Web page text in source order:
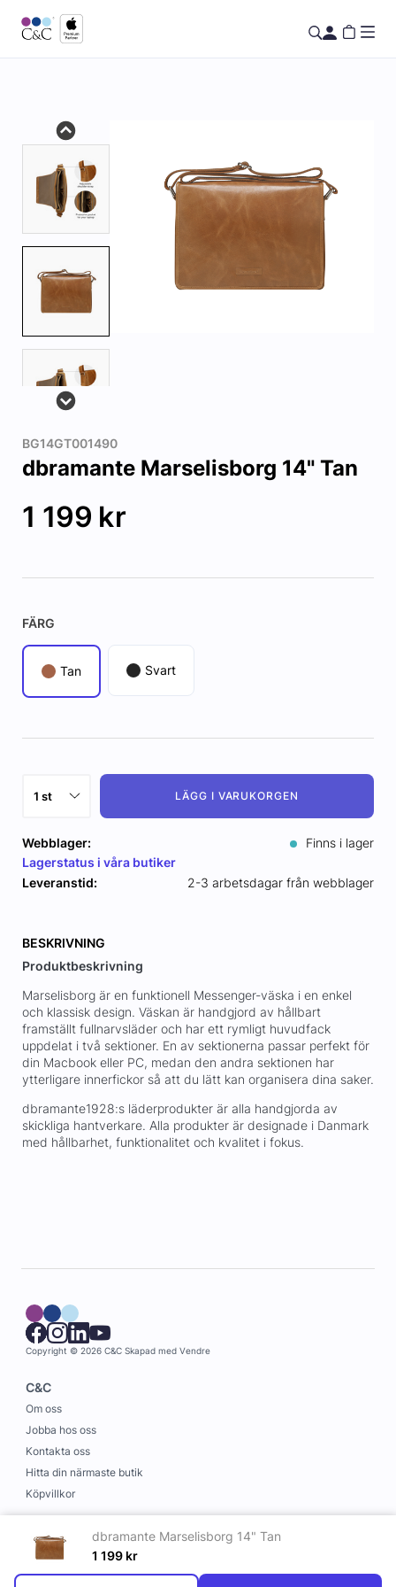
BG14GT001490
dbramante Marselisborg 14" Tan
1 199 kr
FÄRG
Tan Svart
LÄGG I VARUKORGEN
dbramante Marselisborg 14" Tan
1 199 kr
Webblager:
Finns i lager
Lagerstatus i våra butiker
Leveranstid:
2-3 arbetsdagar från webblager
BESKRIVNING
Produktbeskrivning
Marselisborg är en funktionell Messenger-väska i en enkel
och klassisk design. Väskan är handgjord av hållbart
framställt fullnarvsläder och har ett rymligt huvudfack
uppdelat i två sektioner. En av sektionerna passar perfekt för
din Macbook eller PC, medan den andra sektionen har
ytterligare innerfickor så att du lätt kan organisera dina saker.
dbramante1928:s läderprodukter är alla handgjorda av
skickliga hantverkare. Alla produkter är designade i Danmark
med hållbarhet, funktionalitet och kvalitet i fokus.
Copyright © 2026 C&C Skapad med Vendre
C&C
Om oss
Jobba hos oss
Kontakta oss
Hitta din närmaste butik
Köpvillkor
Information
Leverans och betalning
Cookies